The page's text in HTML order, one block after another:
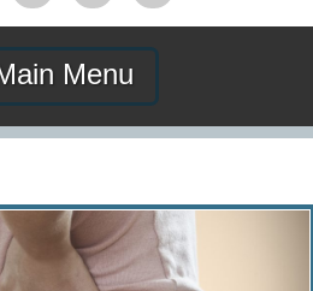
Menu